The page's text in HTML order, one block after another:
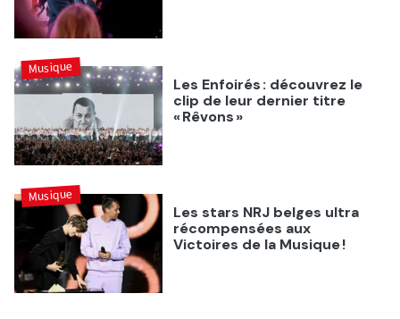
Les Enfoirés : découvrez le
clip de leur dernier titre
« Rêvons »
Musique
Les stars NRJ belges ultra
récompensées aux
Victoires de la Musique !
Musique